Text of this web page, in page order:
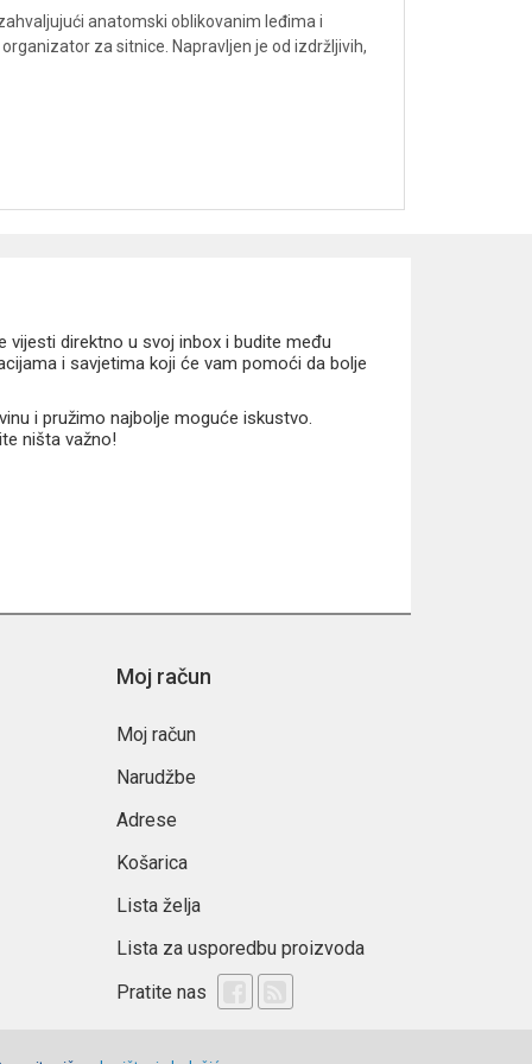
anatomski oblikovanim leđima i
za sitnice. Napravljen je od izdržljivih,
vijesti direktno u svoj inbox i budite među
i savjetima koji će vam pomoći da bolje
i pružimo najbolje moguće iskustvo.
ništa važno!
Moj račun
Moj račun
Narudžbe
Adrese
Košarica
Lista želja
Lista za usporedbu proizvoda
Pratite nas